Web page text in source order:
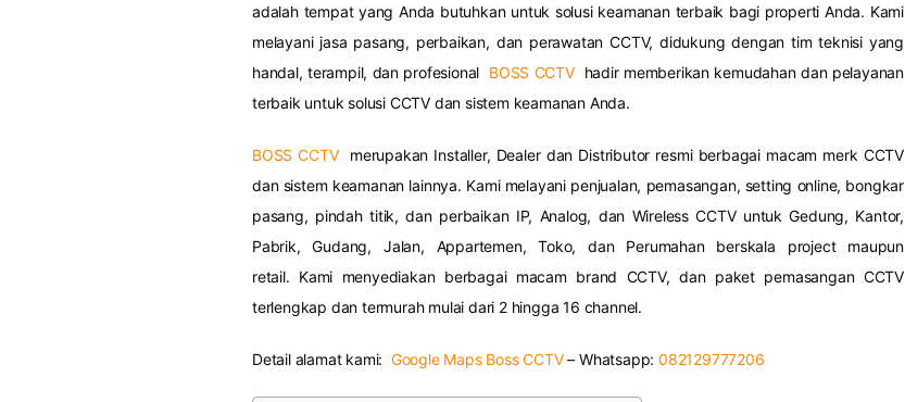
adalah tempat yang Anda butuhkan untuk solusi keamanan terbaik bagi properti Anda. Kami
melayani jasa pasang, perbaikan, dan perawatan CCTV, didukung dengan tim teknisi yang
handal, terampil, dan profesional BOSS CCTVhadir memberikan kemudahan dan pelayanan
terbaik untuk solusi CCTV dan sistem keamanan Anda.
BOSS CCTVmerupakan Installer, Dealer dan Distributor resmi berbagai macam merk CCTV
dan sistem keamanan lainnya. Kami melayani penjualan, pemasangan, setting online, bongkar
pasang, pindah titik, dan perbaikan IP, Analog, dan Wireless CCTV untuk Gedung, Kantor,
Pabrik, Gudang, Jalan, Appartemen, Toko, dan Perumahan berskala project maupun
retail. Kami menyediakan berbagai macam brand CCTV, dan paket pemasangan CCTV
terlengkap dan termurah mulai dari 2 hingga 16 channel.
Detail alamat kami: Google Maps Boss CCTV– Whatsapp:082129777206